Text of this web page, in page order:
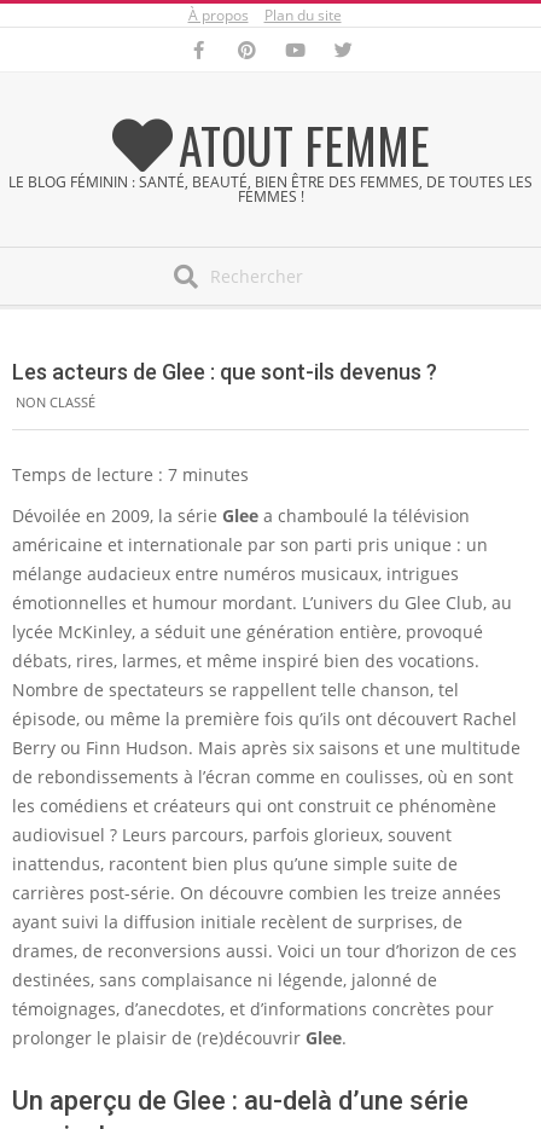
À propos Plan du site
ATOUT FEMME
LE BLOG FÉMININ : SANTÉ, BEAUTÉ, BIEN ÊTRE DES FEMMES, DE TOUTES LES
FEMMES !
Menu
Les acteurs de Glee : que sont-ils devenus ?
NON CLASSÉ
Temps de lecture : 7 minutes
Dévoilée en 2009, la série Glee a chamboulé la télévision
américaine et internationale par son parti pris unique : un
mélange audacieux entre numéros musicaux, intrigues
émotionnelles et humour mordant. L’univers du Glee Club, au
lycée McKinley, a séduit une génération entière, provoqué
débats, rires, larmes, et même inspiré bien des vocations.
Nombre de spectateurs se rappellent telle chanson, tel
épisode, ou même la première fois qu’ils ont découvert Rachel
Berry ou Finn Hudson. Mais après six saisons et une multitude
de rebondissements à l’écran comme en coulisses, où en sont
les comédiens et créateurs qui ont construit ce phénomène
audiovisuel ? Leurs parcours, parfois glorieux, souvent
inattendus, racontent bien plus qu’une simple suite de
carrières post-série. On découvre combien les treize années
ayant suivi la diffusion initiale recèlent de surprises, de
drames, de reconversions aussi. Voici un tour d’horizon de ces
destinées, sans complaisance ni légende, jalonné de
témoignages, d’anecdotes, et d’informations concrètes pour
prolonger le plaisir de (re)découvrir Glee.
Un aperçu de Glee : au-delà d’une série